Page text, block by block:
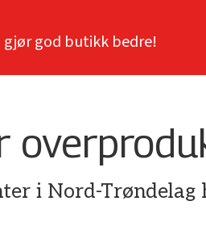
god butikk bedre!
i Nord-